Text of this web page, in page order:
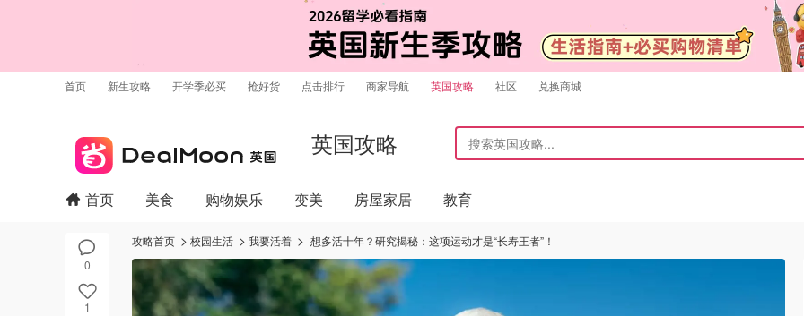
首页 新生攻略 开学季必买 抢好货 点击排行 商家导航 英国攻略 社区 兑换商城
英国攻略
0
1
首页 美食 购物娱乐 变美 房屋家居 教育
攻略首页 校园生活 我要活着 想多活十年？研究揭秘：这项运动才是“长寿王者”！